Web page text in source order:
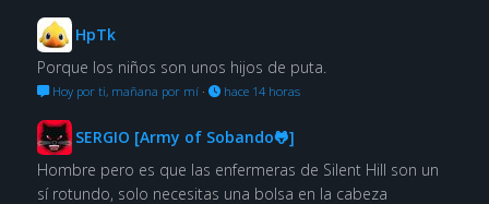
HpTk
Porque los niños son unos hijos de puta.
Hoy por ti, mañana por mí· hace 14 horas
SERGIO [Army of Sobando🐸]
Hombre pero es que las enfermeras de Silent Hill son un
sí rotundo, solo necesitas una bolsa en la cabeza